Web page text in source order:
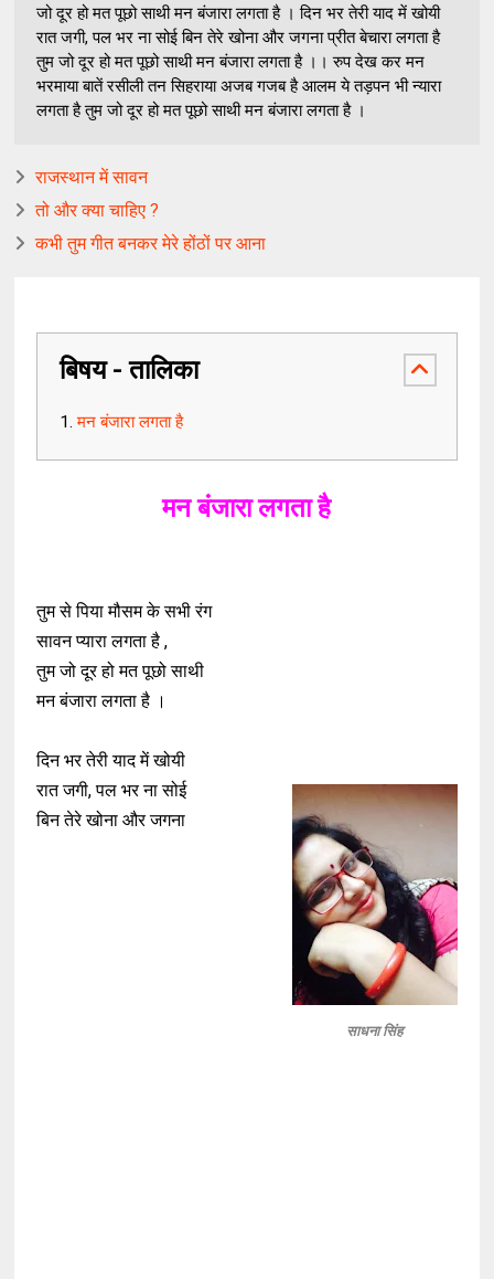
जो दूर हो मत पूछो साथी मन बंजारा लगता है । दिन भर तेरी याद में खोयी
रात जगी, पल भर ना सोई‌ बिन तेरे खोना और जगना प्रीत बेचारा लगता है
तुम जो दूर हो मत पूछो साथी मन बंजारा लगता है ।। रुप देख कर मन
भरमाया बातें रसीली तन सिहराया अजब गजब है आलम ये तड़पन भी न्यारा
लगता है तुम जो दूर हो मत पूछो साथी मन बंजारा लगता है ।
राजस्थान में सावन
तो और क्या चाहिए ?
कभी तुम गीत बनकर मेरे होंठों पर आना
बिषय - तालिका
मन बंजारा लगता है
मन बंजारा लगता है
तुम से पिया मौसम के सभी रंग
सावन प्यारा लगता है ,
तुम जो दूर हो मत पूछो साथी
मन बंजारा लगता है ।
दिन भर तेरी याद में खोयी
साधना सिंह
रात जगी, पल भर ना सोई‌
बिन तेरे खोना और जगना